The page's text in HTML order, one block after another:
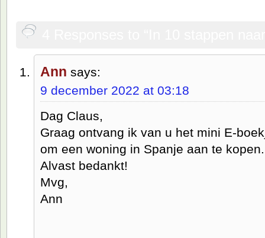
Ann says:
9 december 2022 at 03:18
Dag Claus,
Graag ontvang ik van u het mini E-
om een woning in Spanje aan te kopen.
Alvast bedankt!
Mvg,
Ann